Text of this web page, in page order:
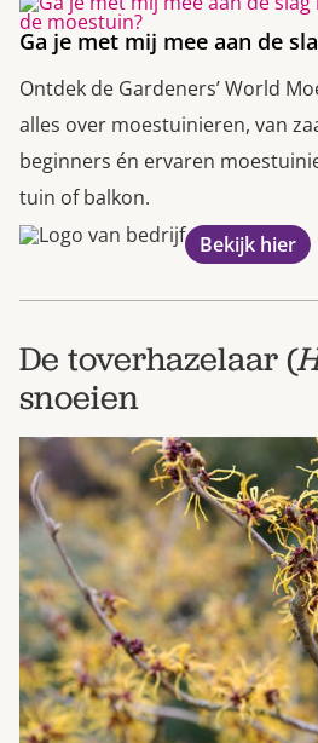
Ga je met mij mee aan de
Ontdek de Gardeners’ World
alles over moestuinieren, van
beginners én ervaren
tuin of balkon.
Bekijk hier
De toverhazelaar (
snoeien